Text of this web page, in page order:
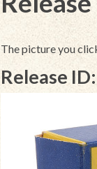
The picture you
Release